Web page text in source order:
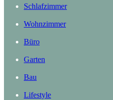
Schlafzimmer
Wohnzimmer
Büro
Garten
Bau
Lifestyle